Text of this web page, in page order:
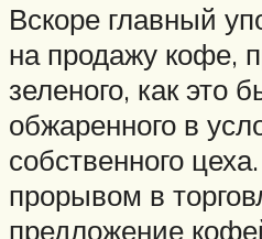
Вскоре главный
на продажу кофе,
зеленого, как это
обжаренного в
собственного
прорывом в
предложение